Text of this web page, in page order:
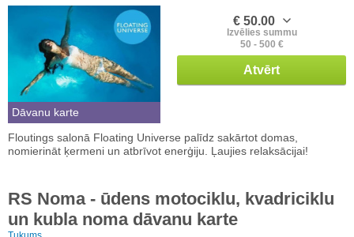
Dāvanu karte
€ 50.00
Izvēlies summu
50 - 500 €
Atvērt
Floutings salonā Floating Universe palīdz sakārtot domas,
nomierināt ķermeni un atbrīvot enerģiju. Ļaujies relaksācijai!
RS Noma - ūdens motociklu, kvadriciklu
un kubla noma dāvanu karte